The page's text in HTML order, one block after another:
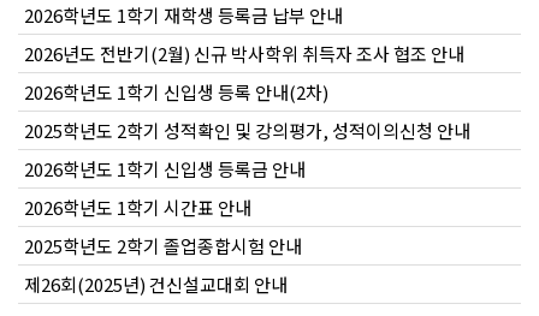
2026학년도 1학기 재학생 등록금 납부 안내
2026년도 전반기(2월) 신규 박사학위 취득자 조사 협조 안내
2026학년도 1학기 신입생 등록 안내(2차)
2025학년도 2학기 성적확인 및 강의평가, 성적이의신청 안내
2026학년도 1학기 신입생 등록금 안내
2026학년도 1학기 시간표 안내
2025학년도 2학기 졸업종합시험 안내
제26회(2025년) 건신설교대회 안내